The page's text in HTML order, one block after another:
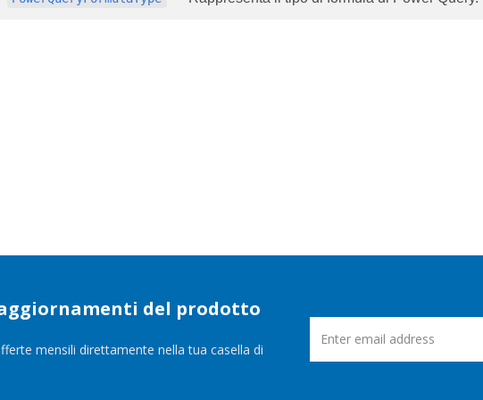
del prodotto
mensili direttamente nella tua casella di